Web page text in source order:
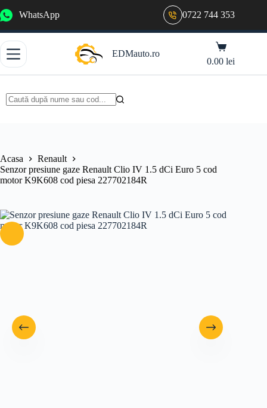
la
WhatsApp 0722 744 353
EDMauto.ro
Coș
de
cumpărături
0.00lei
Acasa
Renault
Senzor presiune gaze Renault Clio IV 1.5 dCi Euro 5 cod
motor K9K608 cod piesa 227702184R